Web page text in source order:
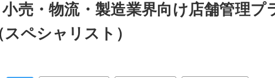
小売・物流・製造業界向け店舗管理
ペシャリスト）